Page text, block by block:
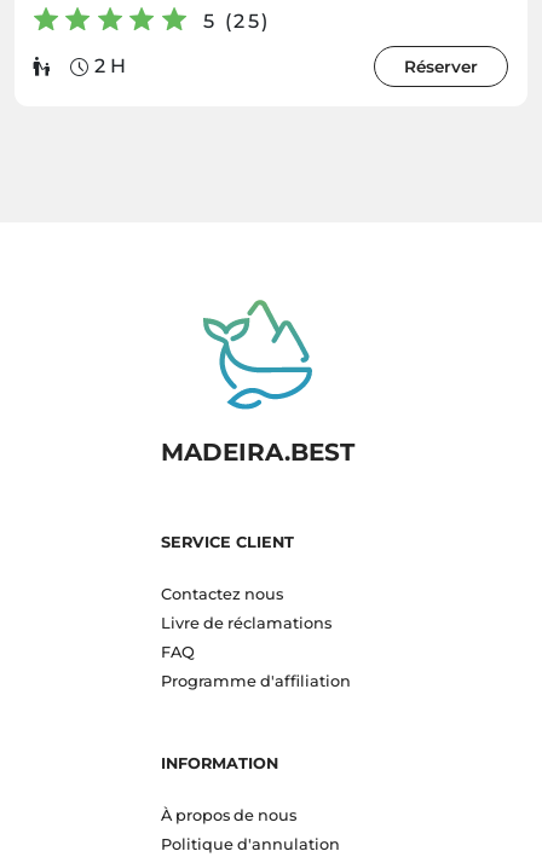
5 (25)
2 H
Réserver
MADEIRA.BEST
SERVICE CLIENT
Contactez nous
Livre de réclamations
FAQ
Programme d'affiliation
INFORMATION
À propos de nous
Politique d'annulation